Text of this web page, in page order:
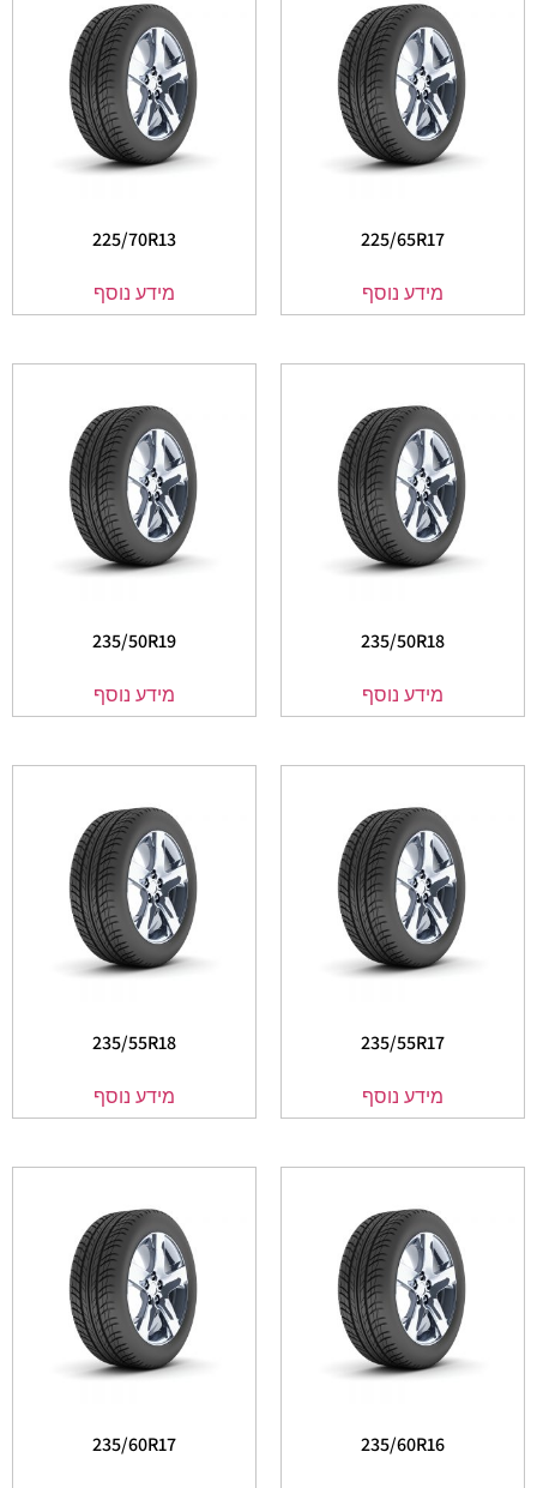
225/65R17
מידע נוסף
225/70R13
מידע נוסף
235/50R18
מידע נוסף
235/50R19
מידע נוסף
235/55R17
מידע נוסף
235/55R18
מידע נוסף
235/60R16
235/60R17